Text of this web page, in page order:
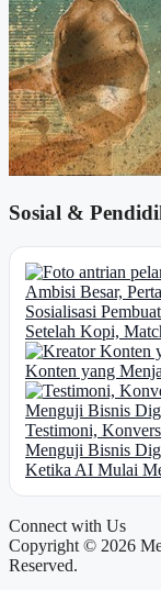
Sosial &
Ambisi Besar,
Sosialisasi
Setelah Kopi,
Konten yang
Testimoni,
Menguji Bisnis
Ketika AI Mulai
Connect with Us
Copyright © 2026
Reserved.